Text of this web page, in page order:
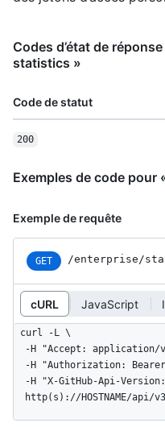
Codes d’état de
statistics »
Code de statut
200
Exemples de code pour
Exemple de requête
GET /enterprise/
cURL JavaScript
curl -L \
http(s)://HOSTNAME/api/